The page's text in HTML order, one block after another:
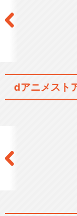
dアニメスト